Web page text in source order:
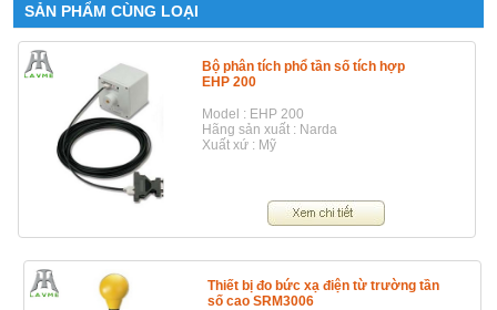
SẢN PHẨM CÙNG LOẠI
Bộ phân tích phổ tần số tích hợp
EHP 200
Model : EHP 200
Hãng sản xuất : Narda
Xuất xứ : Mỹ
Thiết bị đo bức xạ điện từ trường tần
số cao SRM3006